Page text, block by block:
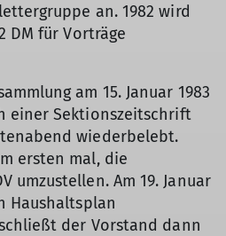
an. 1982 wird
DM für Vorträge
am 15. Januar 1983
einer Sektionszeitschrift
wiederbelebt.
ersten mal, die
umzustellen. Am 19. Januar
Haushaltsplan
der Vorstand dann